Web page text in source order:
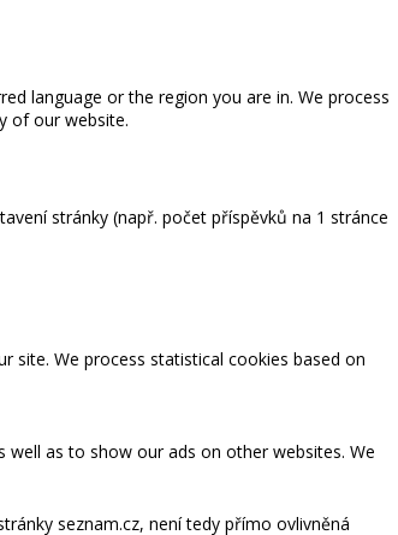
language or the region you are in. We process
of our website.
stránky (např. počet příspěvků na 1 stránce
site. We process statistical cookies based on
as to show our ads on other websites. We
seznam.cz, není tedy přímo ovlivněná